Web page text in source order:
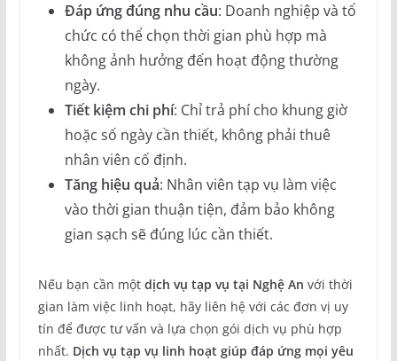
Đáp ứng đúng nhu cầu: Doanh nghiệp và tổ
chức có thể chọn thời gian phù hợp mà
không ảnh hưởng đến hoạt động thường
ngày.
Tiết kiệm chi phí: Chỉ trả phí cho khung giờ
hoặc số ngày cần thiết, không phải thuê
nhân viên cố định.
Tăng hiệu quả: Nhân viên tạp vụ làm việc
vào thời gian thuận tiện, đảm bảo không
gian sạch sẽ đúng lúc cần thiết.
Nếu bạn cần một dịch vụ tạp vụ tại Nghệ An với thời
gian làm việc linh hoạt, hãy liên hệ với các đơn vị uy
tín để được tư vấn và lựa chọn gói dịch vụ phù hợp
nhất. Dịch vụ tạp vụ linh hoạt giúp đáp ứng mọi yêu